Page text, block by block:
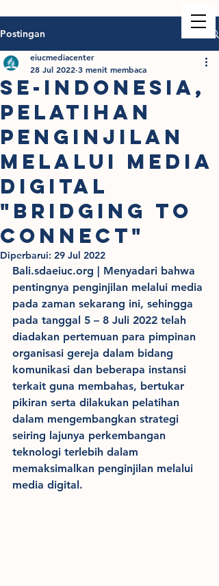
Postingan
Se-Indonesia,
Pelatihan
Penginjilan
melalui Media
Digital
"Bridging to
Connect"
eiucmediacenter
28 Jul 2022 3 menit membaca
Diperbarui: 29 Jul 2022
Bali.sdaeiuc.org | Menyadari bahwa
pentingnya penginjilan melalui media
pada zaman sekarang ini, sehingga
pada tanggal 5 – 8 Juli 2022 telah
diadakan pertemuan para pimpinan
organisasi gereja dalam bidang
komunikasi dan beberapa instansi
terkait guna membahas, bertukar
pikiran serta dilakukan pelatihan
dalam mengembangkan strategi
seiring lajunya perkembangan
teknologi terlebih dalam
memaksimalkan penginjilan melalui
media digital.